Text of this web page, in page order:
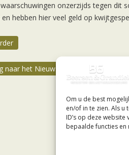
Om u de best
en/of in te zien. Als u
ID’s op deze
bepaalde functies en
onzerzijds tegen dit
en hebben hier veel geld op
naar het Nieuws & Tips overzicht